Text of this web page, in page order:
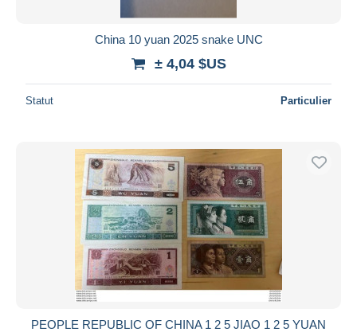
China 10 yuan 2025 snake UNC
± 4,04 $US
Statut Particulier
PEOPLE REPUBLIC OF CHINA 1 2 5 JIAO 1 2 5 YUAN